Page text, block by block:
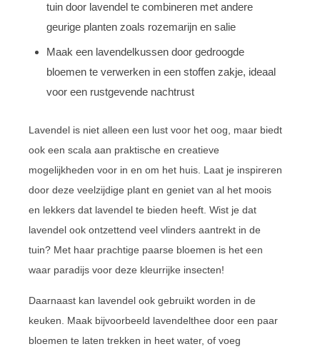
tuin door lavendel te combineren met andere
geurige planten zoals rozemarijn en salie
Maak een lavendelkussen door gedroogde
bloemen te verwerken in een stoffen zakje, ideaal
voor een rustgevende nachtrust
Lavendel is niet alleen een lust voor het oog, maar biedt
ook een scala aan praktische en creatieve
mogelijkheden voor in en om het huis. Laat je inspireren
door deze veelzijdige plant en geniet van al het moois
en lekkers dat lavendel te bieden heeft. Wist je dat
lavendel ook ontzettend veel vlinders aantrekt in de
tuin? Met haar prachtige paarse bloemen is het een
waar paradijs voor deze kleurrijke insecten!
Daarnaast kan lavendel ook gebruikt worden in de
keuken. Maak bijvoorbeeld lavendelthee door een paar
bloemen te laten trekken in heet water, of voeg